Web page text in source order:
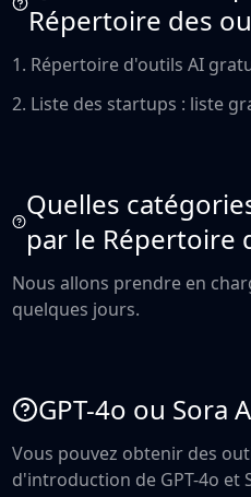
Répertoire des
1. Répertoire d'outils AI
2. Liste des startups : liste
Quelles
par le Répertoire
Nous allons prendre en
quelques jours.
GPT-4o ou Sora
Vous pouvez obtenir des
d'introduction de GPT-4o et